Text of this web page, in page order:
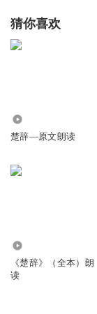
兮，吸沆瀣
于後车。
皆在旁。
兮，吸众气
蝼蚁之所裁
猜你喜欢
楚辞—原文朗读
《楚辞》（全本）朗
读